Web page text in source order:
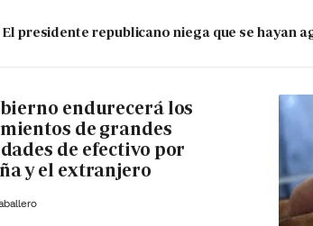
El presidente republicano niega que se hayan
endurecerá los
de grandes
de efectivo por
y el extranjero